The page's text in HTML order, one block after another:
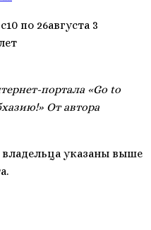
по 26августа 3
портала «Go to
От автора
указаны выше